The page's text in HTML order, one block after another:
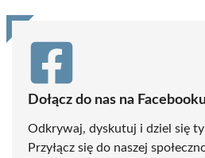
Dołącz do nas na
Odkrywaj, dyskutuj i dziel się
Przyłącz się do naszej